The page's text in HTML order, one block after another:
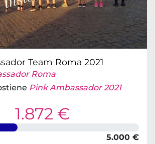
Team Roma 2021
Roma
Pink Ambassador 2021
1.872 €
5.000 €